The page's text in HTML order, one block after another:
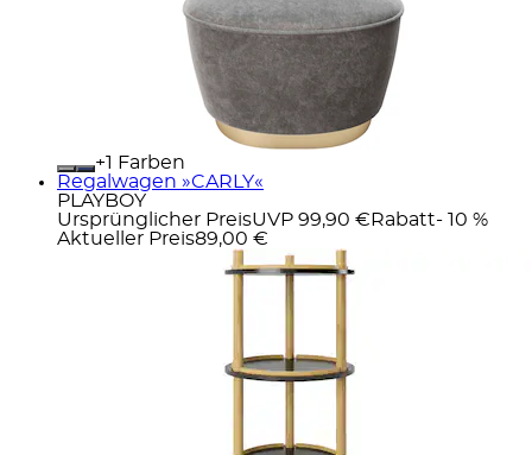
+
Farben
Regalwagen »CARLY«
PLAYBOY
Ursprünglicher PreisUVP 99,90 € Rabatt- 10 %
Aktueller Preis89,00 €